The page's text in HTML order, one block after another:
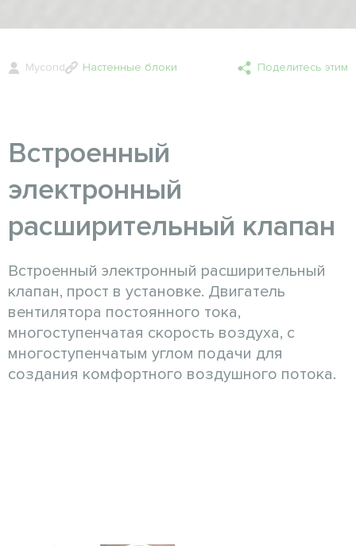
Mycond Настенные блоки Поделитесь этим
Встроенный
электронный
расширительный клапан
Встроенный электронный расширительный
клапан, прост в установке. Двигатель
вентилятора постоянного тока,
многоступенчатая скорость воздуха, с
многоступенчатым углом подачи для
создания комфортного воздушного потока.